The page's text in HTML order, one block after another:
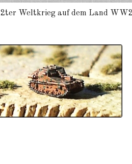
2ter Weltkrieg auf dem Land WW2